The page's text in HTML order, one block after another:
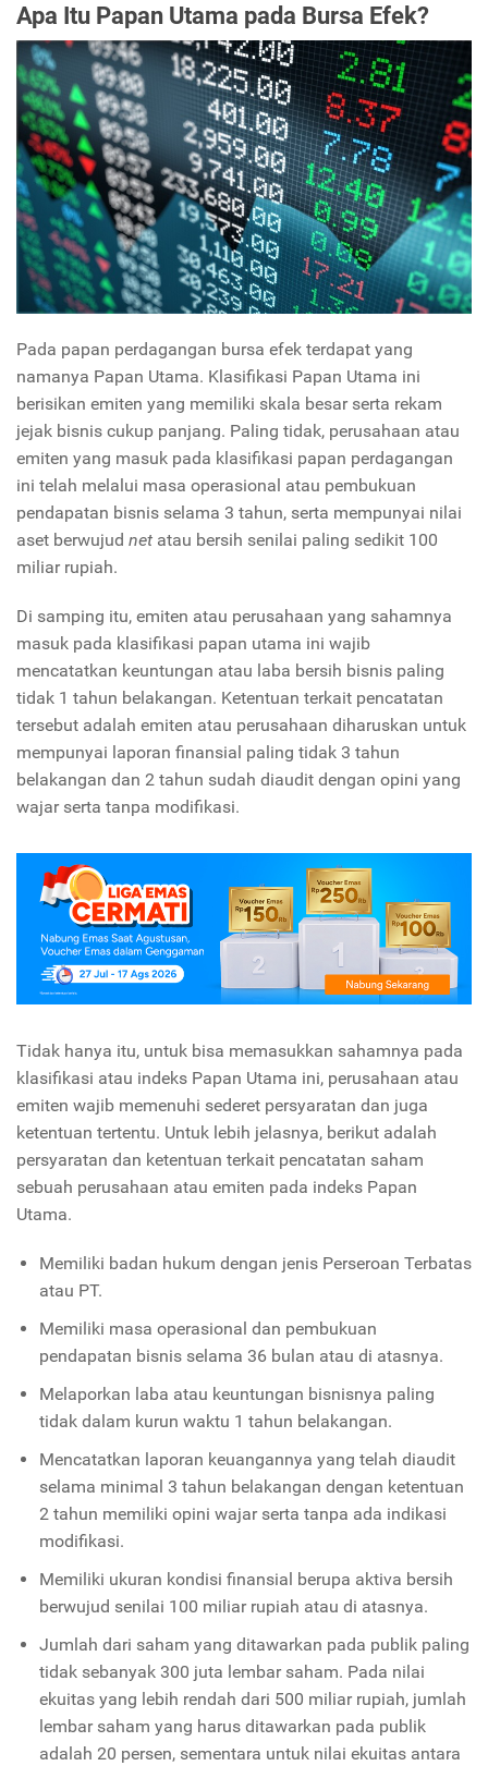
Apa Itu Papan Utama pada Bursa Efek?
Pada papan perdagangan bursa efek terdapat yang
namanya Papan Utama. Klasifikasi Papan Utama ini
berisikan emiten yang memiliki skala besar serta rekam
jejak bisnis cukup panjang. Paling tidak, perusahaan atau
emiten yang masuk pada klasifikasi papan perdagangan
ini telah melalui masa operasional atau pembukuan
pendapatan bisnis selama 3 tahun, serta mempunyai nilai
aset berwujud net atau bersih senilai paling sedikit 100
miliar rupiah.
Di samping itu, emiten atau perusahaan yang sahamnya
masuk pada klasifikasi papan utama ini wajib
mencatatkan keuntungan atau laba bersih bisnis paling
tidak 1 tahun belakangan. Ketentuan terkait pencatatan
tersebut adalah emiten atau perusahaan diharuskan untuk
mempunyai laporan finansial paling tidak 3 tahun
belakangan dan 2 tahun sudah diaudit dengan opini yang
wajar serta tanpa modifikasi.
Tidak hanya itu, untuk bisa memasukkan sahamnya pada
klasifikasi atau indeks Papan Utama ini, perusahaan atau
emiten wajib memenuhi sederet persyaratan dan juga
ketentuan tertentu. Untuk lebih jelasnya, berikut adalah
persyaratan dan ketentuan terkait pencatatan saham
sebuah perusahaan atau emiten pada indeks Papan
Utama.
Memiliki badan hukum dengan jenis Perseroan Terbatas
atau PT.
Memiliki masa operasional dan pembukuan
pendapatan bisnis selama 36 bulan atau di atasnya.
Melaporkan laba atau keuntungan bisnisnya paling
tidak dalam kurun waktu 1 tahun belakangan.
Mencatatkan laporan keuangannya yang telah diaudit
selama minimal 3 tahun belakangan dengan ketentuan
2 tahun memiliki opini wajar serta tanpa ada indikasi
modifikasi.
Memiliki ukuran kondisi finansial berupa aktiva bersih
berwujud senilai 100 miliar rupiah atau di atasnya.
Jumlah dari saham yang ditawarkan pada publik paling
tidak sebanyak 300 juta lembar saham. Pada nilai
ekuitas yang lebih rendah dari 500 miliar rupiah, jumlah
lembar saham yang harus ditawarkan pada publik
adalah 20 persen, sementara untuk nilai ekuitas antara